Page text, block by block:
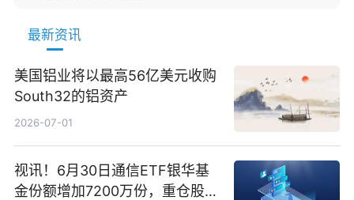
最新资讯
美国铝业将以最高56亿美元收购
South32的铝资产
2026-07-01
视讯！6月30日通信ETF银华基
金份额增加7200万份，重仓股新